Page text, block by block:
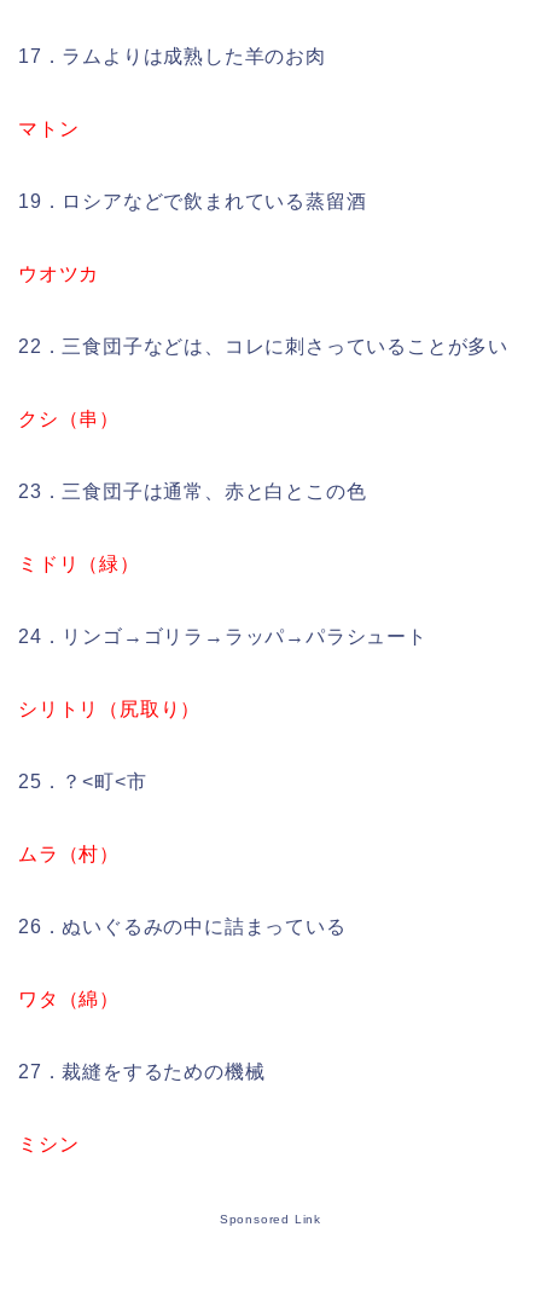
17．ラムよりは成熟した羊のお肉
マトン
19．ロシアなどで飲まれている蒸留酒
ウオツカ
22．三食団子などは、コレに刺さっていることが多い
クシ（串）
23．三食団子は通常、赤と白とこの色
ミドリ（緑）
24．リンゴ→ゴリラ→ラッパ→パラシュート
シリトリ（尻取り）
25．？<町<市
ムラ（村）
26．ぬいぐるみの中に詰まっている
ワタ（綿）
27．裁縫をするための機械
ミシン
Sponsored Link